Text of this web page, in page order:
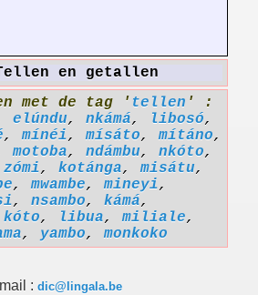
en getallen
met de tag ' tellen ' :
elúndu, nkámá, libosó,
,mínéi,mísáto,mítáno,
motoba, ndámbu, nkóto,
zómi, kotánga,misátu,
,mwambe,mineyi,
, nsambo, kámá,
kóto, libua,miliale,
, yambo,monkoko
: dic@lingala.be